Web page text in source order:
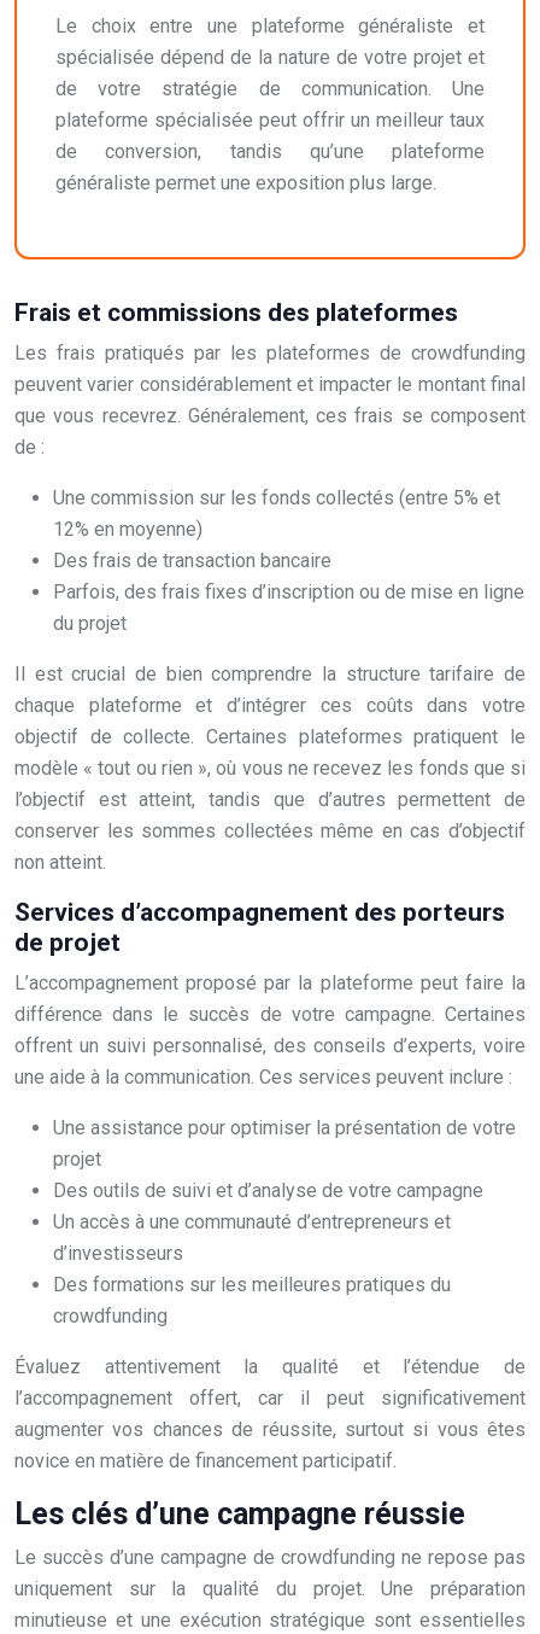
Le choix entre une plateforme généraliste et
spécialisée dépend de la nature de votre projet et
de votre stratégie de communication. Une
plateforme spécialisée peut offrir un meilleur taux
de conversion, tandis qu’une plateforme
généraliste permet une exposition plus large.
Frais et commissions des plateformes
Les frais pratiqués par les plateformes de crowdfunding
peuvent varier considérablement et impacter le montant final
que vous recevrez. Généralement, ces frais se composent
de :
Une commission sur les fonds collectés (entre 5% et
12% en moyenne)
Des frais de transaction bancaire
Parfois, des frais fixes d’inscription ou de mise en ligne
du projet
Il est crucial de bien comprendre la structure tarifaire de
chaque plateforme et d’intégrer ces coûts dans votre
objectif de collecte. Certaines plateformes pratiquent le
modèle « tout ou rien », où vous ne recevez les fonds que si
l’objectif est atteint, tandis que d’autres permettent de
conserver les sommes collectées même en cas d’objectif
non atteint.
Services d’accompagnement des porteurs
de projet
L’accompagnement proposé par la plateforme peut faire la
différence dans le succès de votre campagne. Certaines
offrent un suivi personnalisé, des conseils d’experts, voire
une aide à la communication. Ces services peuvent inclure :
Une assistance pour optimiser la présentation de votre
projet
Des outils de suivi et d’analyse de votre campagne
Un accès à une communauté d’entrepreneurs et
d’investisseurs
Des formations sur les meilleures pratiques du
crowdfunding
Évaluez attentivement la qualité et l’étendue de
l’accompagnement offert, car il peut significativement
augmenter vos chances de réussite, surtout si vous êtes
novice en matière de financement participatif.
Les clés d’une campagne réussie
Le succès d’une campagne de crowdfunding ne repose pas
uniquement sur la qualité du projet. Une préparation
minutieuse et une exécution stratégique sont essentielles